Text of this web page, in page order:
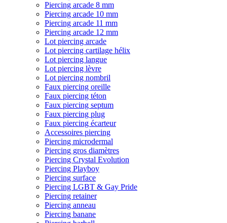
Piercing arcade 8 mm
Piercing arcade 10 mm
Piercing arcade 11 mm
Piercing arcade 12 mm
Lot piercing arcade
Lot piercing cartilage hélix
Lot piercing langue
Lot piercing lèvre
Lot piercing nombril
Faux piercing oreille
Faux piercing téton
Faux piercing septum
Faux piercing plug
Faux piercing écarteur
Accessoires piercing
Piercing microdermal
Piercing gros diamètres
Piercing Crystal Evolution
Piercing Playboy
Piercing surface
Piercing LGBT & Gay Pride
Piercing retainer
Piercing anneau
Piercing banane